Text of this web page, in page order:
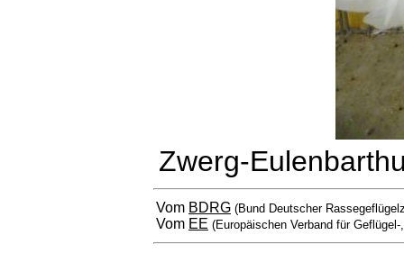
Zwerg-
Vom BDRG (Bund Deutscher
Vom EE (Europäischen Verband für